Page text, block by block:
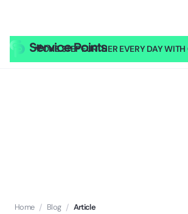
🎥ONE STEP FURTHER EVERY DAY
Home / Blog / Article